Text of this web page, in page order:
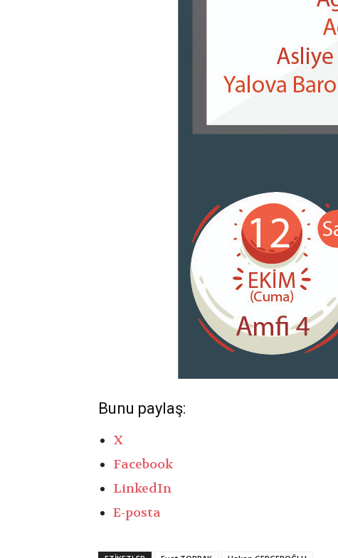
Bunu paylaş:
X
Facebook
LinkedIn
E-posta